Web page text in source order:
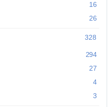
16
26
328
294
27
4
3